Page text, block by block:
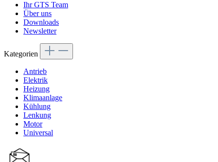
Ihr GTS Team
Über uns
Downloads
Newsletter
Kategorien
Antrieb
Elektrik
Heizung
Klimaanlage
Kühlung
Lenkung
Motor
Universal